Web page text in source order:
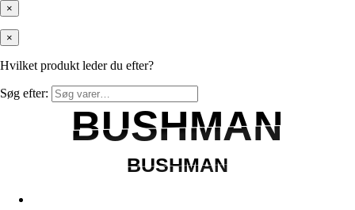
×
×
Hvilket produkt leder du efter?
Søg efter:
BUSHMAN
BUSHMAN
BUSHMAN
BUSHMAN